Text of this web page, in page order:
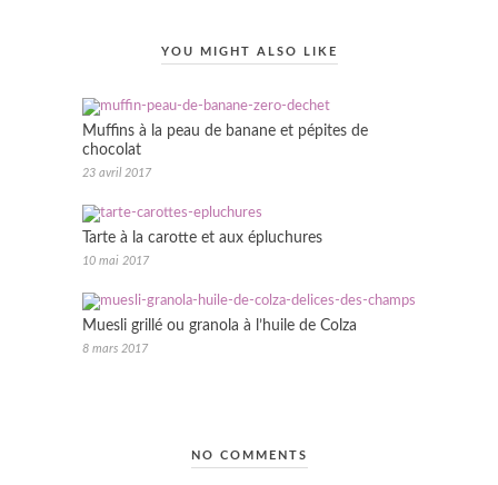
YOU MIGHT ALSO LIKE
Muffins à la peau de banane et pépites de
chocolat
23 avril 2017
Tarte à la carotte et aux épluchures
10 mai 2017
Muesli grillé ou granola à l’huile de Colza
8 mars 2017
NO COMMENTS